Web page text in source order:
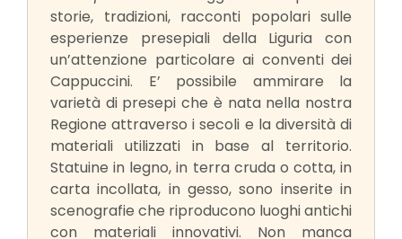
storie, tradizioni, racconti popolari sulle
esperienze presepiali della Liguria con
un’attenzione particolare ai conventi dei
Cappuccini. E’ possibile ammirare la
varietà di presepi che è nata nella nostra
Regione attraverso i secoli e la diversità di
materiali utilizzati in base al territorio.
Statuine in legno, in terra cruda o cotta, in
carta incollata, in gesso, sono inserite in
scenografie che riproducono luoghi antichi
con materiali innovativi. Non manca